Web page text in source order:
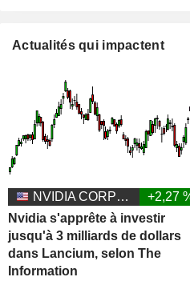
Actualités qui impactent
NVIDIA CORPORATION
+2,27
Nvidia s'apprête à investir
jusqu'à 3 milliards de dollars
dans Lancium, selon The
Information